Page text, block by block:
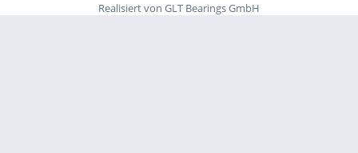
Realisiert von GLT Bearings GmbH